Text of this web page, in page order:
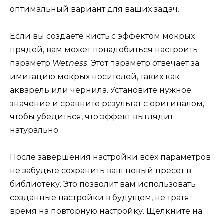
оптимальный вариант для ваших задач.
Если вы создаете кисть с эффектом мокрых
прядей, вам может понадобиться настроить
параметр Wetness. Этот параметр отвечает за
имитацию мокрых носителей, таких как
акварель или чернила. Установите нужное
значение и сравните результат с оригиналом,
чтобы убедиться, что эффект выглядит
натурально.
После завершения настройки всех параметров
не забудьте сохранить ваш новый пресет в
библиотеку. Это позволит вам использовать
созданные настройки в будущем, не тратя
время на повторную настройку. Щелкните на